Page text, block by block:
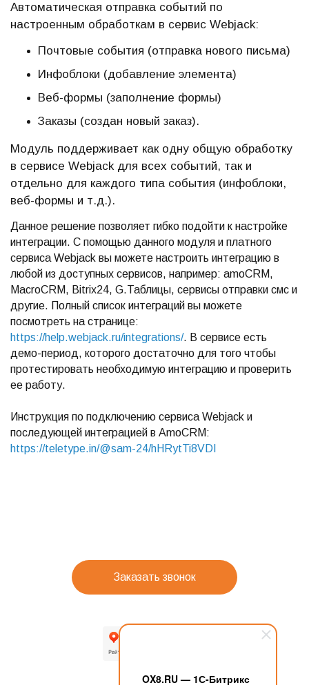
OX8.RU — 1С-Битрикс
Автоматическая отправка событий по
настроенным обработкам в сервис Webjack:
Почтовые события (отправка нового письма)
Инфоблоки (добавление элемента)
Веб-формы (заполнение формы)
Заказы (создан новый заказ).
Модуль поддерживает как одну общую обработку
в сервисе Webjack для всех событий, так и
отдельно для каждого типа события (инфоблоки,
веб-формы и т.д.).
Данное решение позволяет гибко подойти к настройке
интеграции. С помощью данного модуля и платного
сервиса Webjack вы можете настроить интеграцию в
любой из доступных сервисов, например: amoCRM,
MacroCRM, Bitrix24, G.Таблицы, сервисы отправки смс и
другие. Полный список интеграций вы можете
посмотреть на странице:
https://help.webjack.ru/integrations/. В сервисе есть
демо-период, которого достаточно для того чтобы
протестировать необходимую интеграцию и проверить
ее работу.
Инструкция по подключению сервиса Webjack и
последующей интеграцией в AmoCRM:
https://teletype.in/@sam-24/hHRytTi8VDI
Заказать звонок